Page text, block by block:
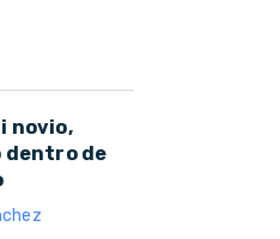
novio,
dentro de